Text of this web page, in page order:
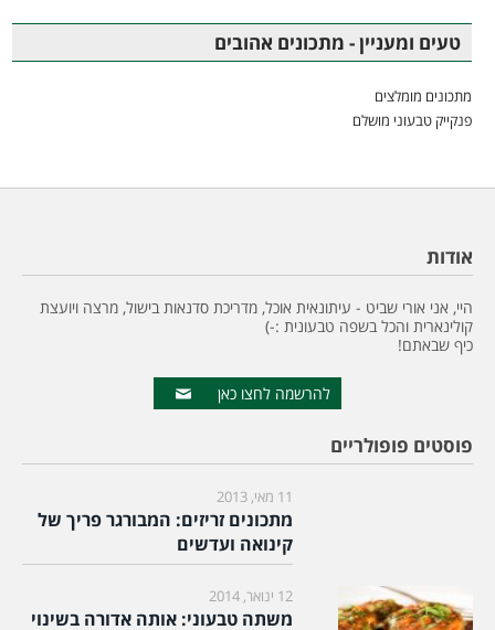
טעים ומעניין - מתכונים אהובים
מתכונים מומלצים
פנקייק טבעוני מושלם
אודות
היי, אני אורי שביט - עיתונאית אוכל, מדריכת סדנאות בישול, מרצה ויועצת
קולינארית והכל בשפה טבעונית :-)
כיף שבאתם!
להרשמה לחצו כאן
פוסטים פופולריים
11 מאי, 2013
מתכונים זריזים: המבורגר פריך של
קינואה ועדשים
12 ינואר, 2014
משתה טבעוני: אותה אדורה בשינוי